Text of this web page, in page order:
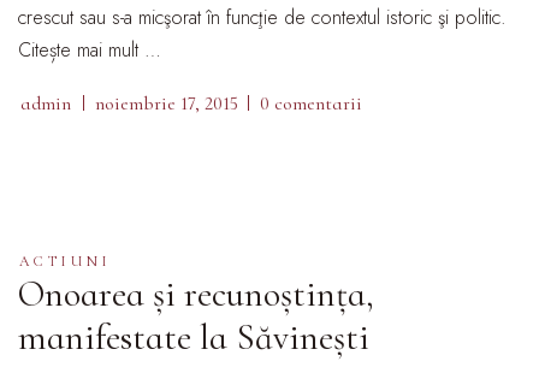
crescut sau s-a micşorat în funcţie de contextul istoric şi politic.
Citește mai mult …
admin noiembrie 17, 2015 0 comentarii
ACTIUNI
Onoarea și recunoștința,
manifestate la Săvinești